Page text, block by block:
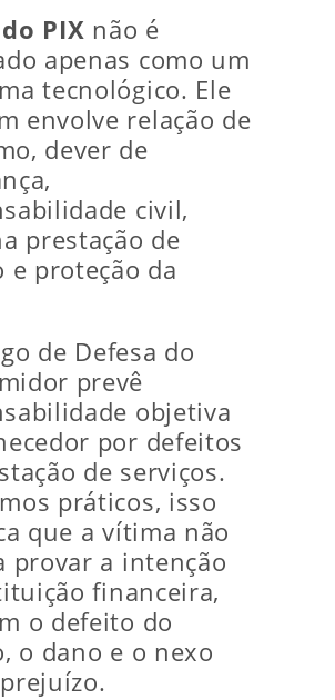
PIX não é
apenas como um
tecnológico. Ele
envolve relação de
dever de
civil,
prestação de
e proteção da
de Defesa do
prevê
objetiva
por defeitos
de serviços.
práticos, isso
que a vítima não
provar a intenção
financeira,
o defeito do
o dano e o nexo